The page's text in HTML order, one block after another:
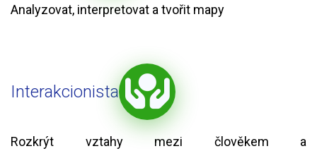
Analyzovat, interpretovat a tvořit mapy
Interakcionista
Rozkrýt vztahy mezi člověkem a